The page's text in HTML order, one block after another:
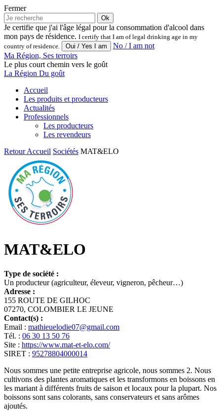
Fermer
Ok
Je certifie que j'ai l'âge légal pour la consommation d'alcool dans
mon pays de résidence. I certify that I am of legal drinking age in my
country of residence.
No / I am not
Ma Région, Ses terroirs
Le plus court chemin vers le goût
La Région Du goût
Accueil
Les produits et producteurs
Actualités
Professionnels
Les producteurs
Les revendeurs
RetourAccueil Sociétés MAT&ELO
MAT&ELO
Type de société :
Un producteur (agriculteur, éleveur, vigneron, pêcheur…)
Adresse :
155 ROUTE DE GILHOC
07270, COLOMBIER LE JEUNE
Contact(s) :
Email : mathieuelodie07@gmail.com
Tél. : 06 30 13 50 76
Site : https://www.mat-et-elo.com/
SIRET : 95278804000014
Nous sommes une petite entreprise agricole, nous sommes 2. Nous
cultivons des plantes aromatiques et les transformons en boissons en
les mariant à différents fruits de saison et locaux pour la plupart. Nos
boissons sont sans colorants, sans conservateurs et sans arômes
ajoutés.